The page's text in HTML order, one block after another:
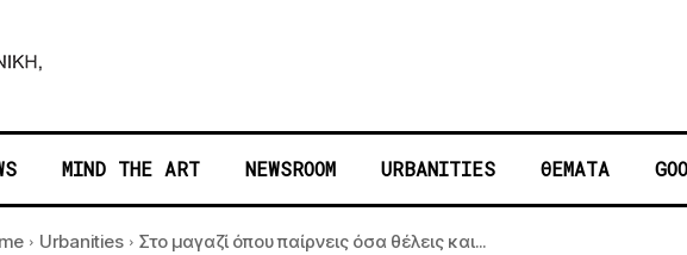
MIND THE ART NEWSROOM URBANITIES ΘΕΜΑΤΑ
Urbanities Στο μαγαζί όπου παίρνεις όσα θέλεις και...